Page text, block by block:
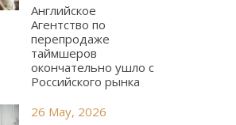
Английское
Агентство по
перепродаже
таймшеров
окончательно ушло с
Российского рынка
26 May, 2026